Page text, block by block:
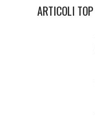
ARTICOLI TOP